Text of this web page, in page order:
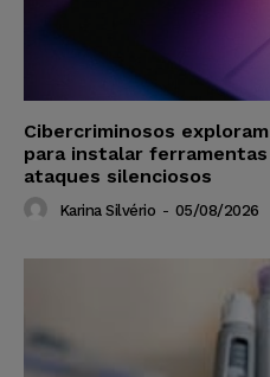
Cibercriminosos
para instalar
ataques silenciosos
Karina Silvério - 05/08/2026